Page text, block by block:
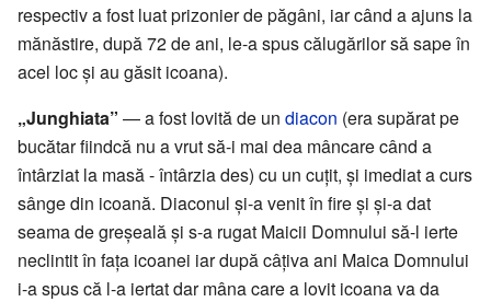
respectiv a fost luat prizonier de păgâni, iar când a ajuns la
mănăstire, după 72 de ani, le-a spus călugărilor să sape în
acel loc și au găsit icoana).
„Junghiata” — a fost lovită de un diacon (era supărat pe
bucătar fiindcă nu a vrut să-i mai dea mâncare când a
întârziat la masă - întârzia des) cu un cuțit, și imediat a curs
sânge din icoană. Diaconul și-a venit în fire și și-a dat
seama de greșeală și s-a rugat Maicii Domnului să-l ierte
neclintit în fața icoanei iar după câțiva ani Maica Domnului
i-a spus că l-a iertat dar mâna care a lovit icoana va da